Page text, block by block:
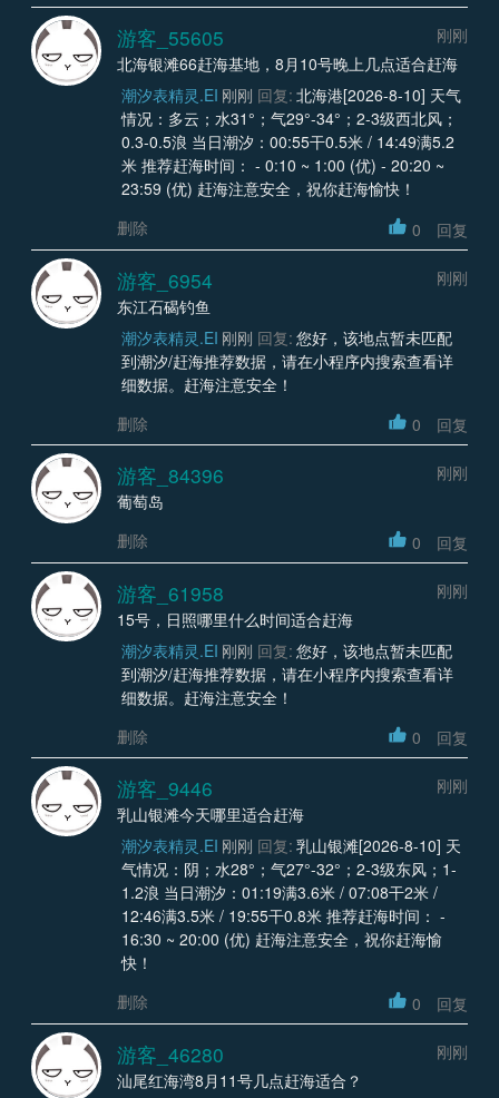
游客_55605
刚刚
北海银滩66赶海基地，8月10号晚上几点适合赶海
潮汐表精灵.EI 刚刚 回复: 北海港[2026-8-10] 天气
情况：多云；水31°；气29°-34°；2-3级西北风；
0.3-0.5浪 当日潮汐：00:55干0.5米 / 14:49满5.2
米 推荐赶海时间： - 0:10 ~ 1:00 (优) - 20:20 ~
23:59 (优) 赶海注意安全，祝你赶海愉快！
删除
0 回复
游客_6954
刚刚
东江石碣钓鱼
潮汐表精灵.EI 刚刚 回复: 您好，该地点暂未匹配
到潮汐/赶海推荐数据，请在小程序内搜索查看详
细数据。赶海注意安全！
删除
0 回复
游客_84396
刚刚
葡萄岛
删除
0 回复
游客_61958
刚刚
15号，日照哪里什么时间适合赶海
潮汐表精灵.EI 刚刚 回复: 您好，该地点暂未匹配
到潮汐/赶海推荐数据，请在小程序内搜索查看详
细数据。赶海注意安全！
删除
0 回复
游客_9446
刚刚
乳山银滩今天哪里适合赶海
潮汐表精灵.EI 刚刚 回复: 乳山银滩[2026-8-10] 天
气情况：阴；水28°；气27°-32°；2-3级东风；1-
1.2浪 当日潮汐：01:19满3.6米 / 07:08干2米 /
12:46满3.5米 / 19:55干0.8米 推荐赶海时间： -
16:30 ~ 20:00 (优) 赶海注意安全，祝你赶海愉
快！
删除
0 回复
游客_46280
刚刚
汕尾红海湾8月11号几点赶海适合？